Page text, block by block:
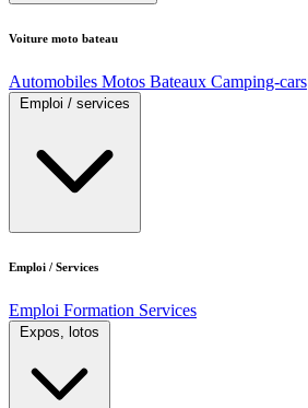
Voiture moto bateau
Automobiles Motos Bateaux Camping-cars
Emploi / services
Emploi / Services
Emploi Formation Services
Expos, lotos